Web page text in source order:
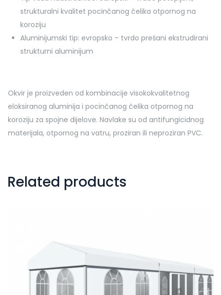
strukturalni kvalitet pocinčanog čelika otpornog na
koroziju
Aluminijumski tip: evropsko – tvrdo prešani ekstrudirani
strukturni aluminijum
Okvir je proizveden od kombinacije visokokvalitetnog
eloksiranog aluminija i pocinčanog čelika otpornog na
koroziju za spojne dijelove. Navlake su od antifungicidnog
materijala, otpornog na vatru, proziran ili neproziran PVC.
Related products